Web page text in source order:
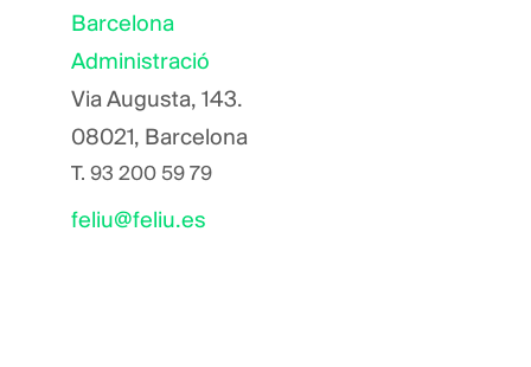
Barcelona
Administració
Via Augusta, 143.
08021, Barcelona
T. 93 200 59 79
feliu@feliu.es